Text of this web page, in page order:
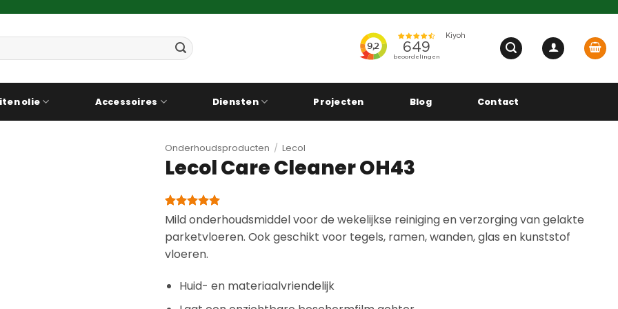
olie Accessoires Diensten Projecten Blog Contact
Onderhoudsproducten / Lecol
Lecol Care Cleaner OH43
Gewaardeerd
gebaseerd
op
1
klantbeoordeling
Mild onderhoudsmiddel voor de wekelijkse reiniging en verzorging van gelakte
parketvloeren. Ook geschikt voor tegels, ramen, wanden, glas en kunststof
vloeren.
Huid- en materiaalvriendelijk